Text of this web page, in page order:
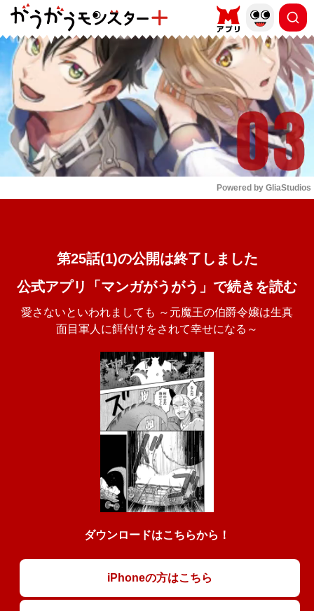
もっと読む
Powered by GliaStudios
第25話(1)の公開は終了しました
公式アプリ「マンガがうがう」で続きを読む
愛さないといわれましても ～元魔王の伯爵令嬢は生真
面目軍人に餌付けをされて幸せになる～
ダウンロードはこちらから！
iPhoneの方はこちら